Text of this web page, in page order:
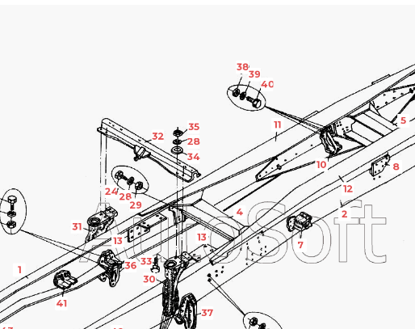
41
28
28
29
30
31
32
33
34
35
36
37
38
39
40
1
2
4
5
7
8
10
11
12
13
13
24